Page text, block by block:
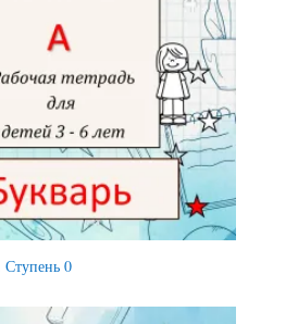
Ступень 0